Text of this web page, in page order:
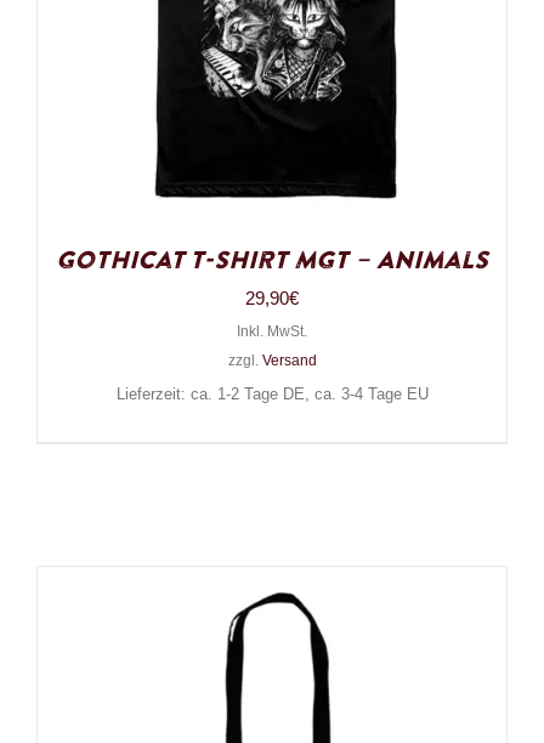
Gothicat T-Shirt MGT – Animals
29,90€
Inkl. MwSt.
zzgl. Versand
Lieferzeit: ca. 1-2 Tage DE, ca. 3-4 Tage EU